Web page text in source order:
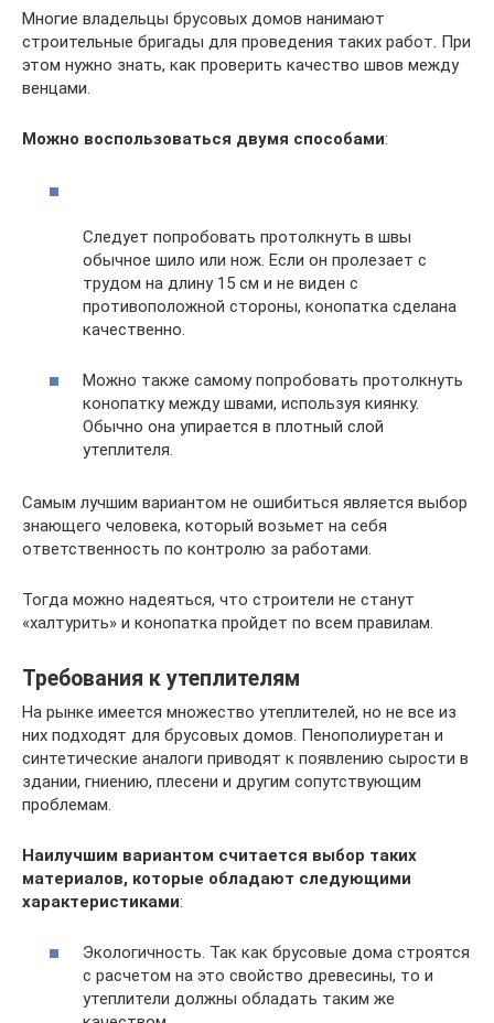
Многие владельцы брусовых домов нанимают
строительные бригады для проведения таких работ. При
этом нужно знать, как проверить качество швов между
венцами.
Можно воспользоваться двумя способами:
Следует попробовать протолкнуть в швы
обычное шило или нож. Если он пролезает с
трудом на длину 15 см и не виден с
противоположной стороны, конопатка сделана
качественно.
Можно также самому попробовать протолкнуть
конопатку между швами, используя киянку.
Обычно она упирается в плотный слой
утеплителя.
Самым лучшим вариантом не ошибиться является выбор
знающего человека, который возьмет на себя
ответственность по контролю за работами.
Тогда можно надеяться, что строители не станут
«халтурить» и конопатка пройдет по всем правилам.
Требования к утеплителям
На рынке имеется множество утеплителей, но не все из
них подходят для брусовых домов. Пенополиуретан и
синтетические аналоги приводят к появлению сырости в
здании, гниению, плесени и другим сопутствующим
проблемам.
Наилучшим вариантом считается выбор таких
материалов, которые обладают следующими
характеристиками:
Экологичность. Так как брусовые дома строятся
с расчетом на это свойство древесины, то и
утеплители должны обладать таким же